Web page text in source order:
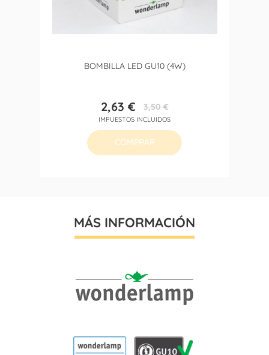
BOMBILLA LED GU10 (4W)
Precio
2,63 €Precio
base
3,50 €
IMPUESTOS INCLUIDOS
COMPRAR
MÁS INFORMACIÓN